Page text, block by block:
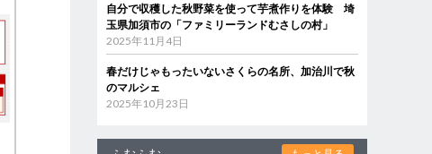
自分で収穫した秋野菜を使って芋煮作りを体験 埼
玉県加須市の「ファミリーランドむさしの村」
2025年11月4日
春だけじゃもったいないさくらの名所、加治川で秋
のマルシェ
2025年10月23日